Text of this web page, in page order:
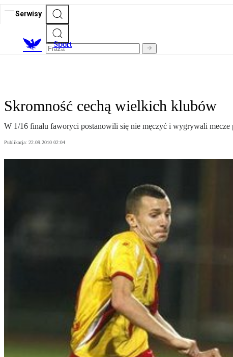
Serwisy
Sport
Skromność cechą wielkich klubów
W 1/16 finału faworyci postanowili się nie męczyć i wygrywali
Publikacja: 22.09.2010 02:04